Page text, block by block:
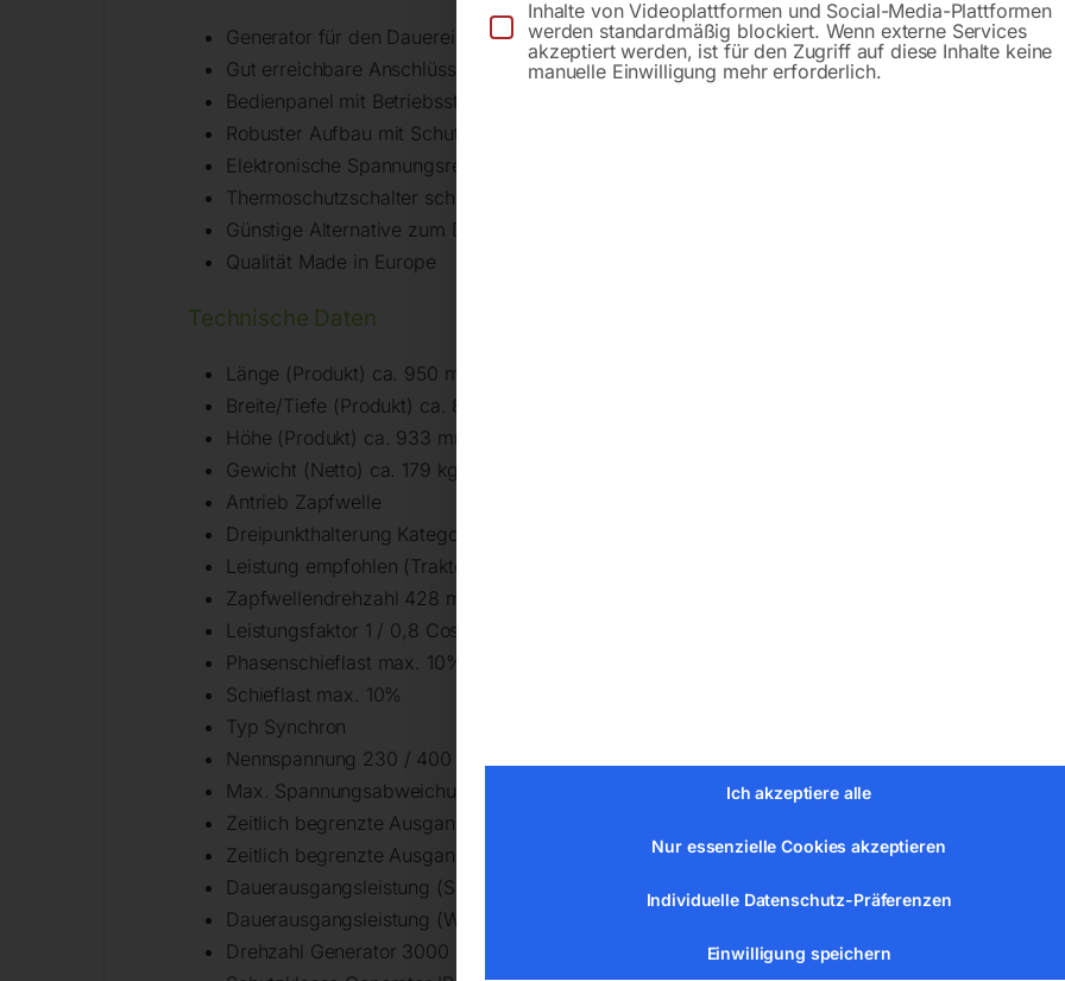
Generator für den Dauereinsatz in der Landwirtschaft oder bei Stromausfällen
Gut erreichbare Anschlüsse an der Oberseite
Bedienpanel mit Betriebsstundenzähler, Voltmeter und Frequenzmeter
Robuster Aufbau mit Schutzart IP23
Elektronische Spannungsregelung AVR
Thermoschutzschalter schützt gegen Überlastung und Kurzschluss durch defekte Verbraucher
Günstige Alternative zum Dieselstromerzeuger
Qualität Made in Europe
Technische Daten
Länge (Produkt) ca. 950 mm
Breite/Tiefe (Produkt) ca. 800 mm
Höhe (Produkt) ca. 933 mm
Gewicht (Netto) ca. 179 kg
Antrieb Zapfwelle
Dreipunkthalterung Kategorie 1
Leistung empfohlen (Traktor) 77 kW
Zapfwellendrehzahl 428 min¯¹
Leistungsfaktor 1 / 0,8 Cos ɸ
Phasenschieflast max. 10%
Schieflast max. 10%
Typ Synchron
Nennspannung 230 / 400 V
Max. Spannungsabweichung (+/-) 1%
Zeitlich begrenzte Ausgangsleistung (Scheinleistung) 16,7 / 41,8 kVA
Zeitlich begrenzte Ausgangsleistung (Wirkleistung) 16,7 / 33,44 kW
Dauerausgangsleistung (Scheinleistung) 15,2 / 38 kVA
Dauerausgangsleistung (Wirkleistung) 15,2 / 30,4 kW
Drehzahl Generator 3000 min¯¹
Inhalte von Videoplattformen und Social-Media-Plattformen
werden standardmäßig blockiert. Wenn externe Services
akzeptiert werden, ist für den Zugriff auf diese Inhalte keine
manuelle Einwilligung mehr erforderlich.
Ich akzeptiere alle
Nur essenzielle Cookies akzeptieren
Individuelle Datenschutz-Präferenzen
Einwilligung speichern